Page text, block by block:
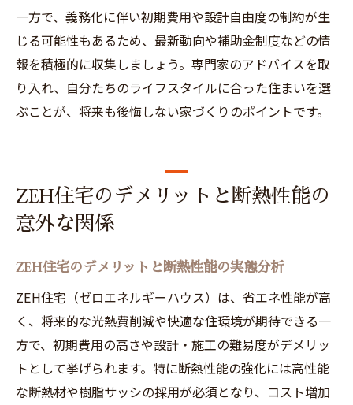
一方で、義務化に伴い初期費用や設計自由度の制約が生
じる可能性もあるため、最新動向や補助金制度などの情
報を積極的に収集しましょう。専門家のアドバイスを取
り入れ、自分たちのライフスタイルに合った住まいを選
ぶことが、将来も後悔しない家づくりのポイントです。
ZEH住宅のデメリットと断熱性能の
意外な関係
ZEH住宅のデメリットと断熱性能の実態分析
ZEH住宅（ゼロエネルギーハウス）は、省エネ性能が高
く、将来的な光熱費削減や快適な住環境が期待できる一
方で、初期費用の高さや設計・施工の難易度がデメリッ
トとして挙げられます。特に断熱性能の強化には高性能
な断熱材や樹脂サッシの採用が必須となり、コスト増加